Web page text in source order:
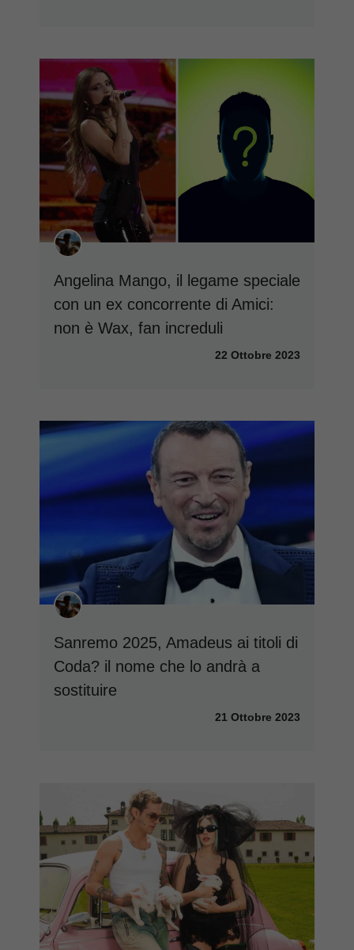
Angelina Mango, il legame speciale
con un ex concorrente di Amici:
non è Wax, fan increduli
22 Ottobre 2023
Sanremo 2025, Amadeus ai titoli di
Coda? il nome che lo andrà a
sostituire
21 Ottobre 2023